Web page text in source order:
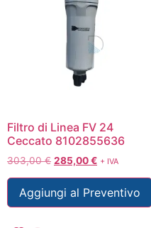
Filtro di Linea FV 24
Ceccato 8102855636
303,00€ 285,00€ + IVA
Aggiungi al Preventivo